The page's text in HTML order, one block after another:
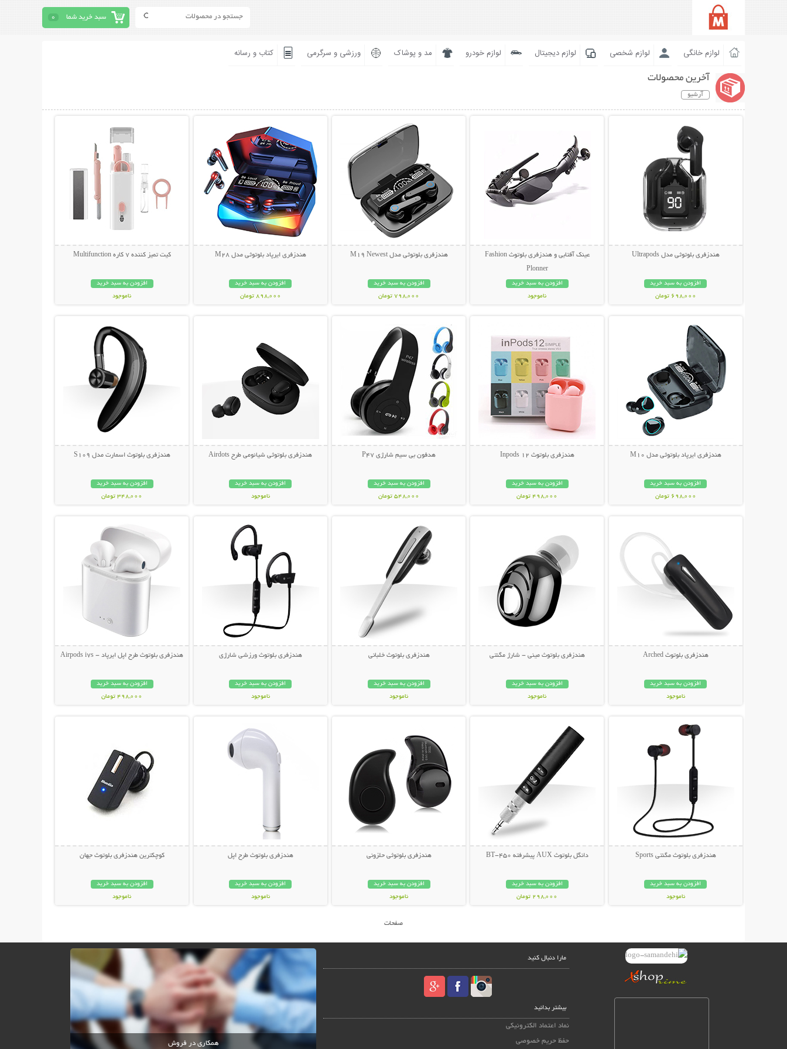
سبد خرید شما 0
لوازم خانگی لوازم شخصی لوازم دیجیتال لوازم خودرو مد و پوشاک ورزشی و سرگرمی کتاب و رسانه
آخرین محصولات
آرشیو
هندزفری بلوتوثی مدل Ultrapods
افزودن به سبد خرید
698,000 تومان
عینک آفتابی و هندزفری بلوتوث Fashion
Plonner
افزودن به سبد خرید
ناموجود
هندزفری بلوتوثی مدل M19 Newest
افزودن به سبد خرید
798,000 تومان
هندزفری ایرپاد بلوتوثی مدل M28
افزودن به سبد خرید
898,000 تومان
کیت تمیز کننده 7 کاره Multifunction
افزودن به سبد خرید
ناموجود
هندزفری ایرپاد بلوتوثی مدل M10
افزودن به سبد خرید
698,000 تومان
هندزفری بلوتوث Inpods 12
افزودن به سبد خرید
498,000 تومان
هدفون بی سیم شارژی P47
افزودن به سبد خرید
548,000 تومان
هندزفری بلوتوثی شیائومی طرح Airdots
افزودن به سبد خرید
ناموجود
هندزفری بلوتوث اسمارت مدل S109
افزودن به سبد خرید
348,000 تومان
هندزفری بلوتوث Arched
افزودن به سبد خرید
ناموجود
هندزفری بلوتوث مینی - شارژ مگنتی
افزودن به سبد خرید
ناموجود
هندزفری بلوتوث خلبانی
افزودن به سبد خرید
ناموجود
هندزفری بلوتوث ورزشی شارژی
افزودن به سبد خرید
ناموجود
هندزفری بلوتوث طرح اپل ایرپاد - Airpods i7s
افزودن به سبد خرید
498,000 تومان
هندزفری بلوتوث مگنتی Sports
افزودن به سبد خرید
ناموجود
دانگل بلوتوث AUX پیشرفته BT-450
افزودن به سبد خرید
298,000 تومان
هندزفری بلوتوثی حلزونی
افزودن به سبد خرید
ناموجود
هندزفری بلوتوث طرح اپل
افزودن به سبد خرید
ناموجود
کوچکترین هندزفری بلوتوث جهان
افزودن به سبد خرید
ناموجود
صفحات
مارا دنبال کنید
بیشتر بدانید
نماد اعتماد الکترونیکی
حفظ حریم خصوصی
همکاری در فروش